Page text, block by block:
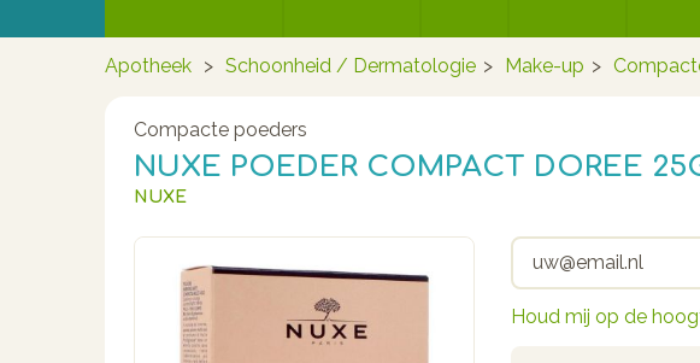
Apotheek > Schoonheid / Dermatologie > Make-up >
Compacte poeders
NUXE POEDER COMPACT DOREE
NUXE
Houd mij op de